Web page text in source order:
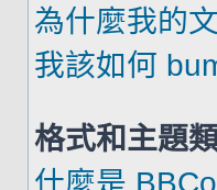
為什麼我的
我該如何
格式和主題
什麼是